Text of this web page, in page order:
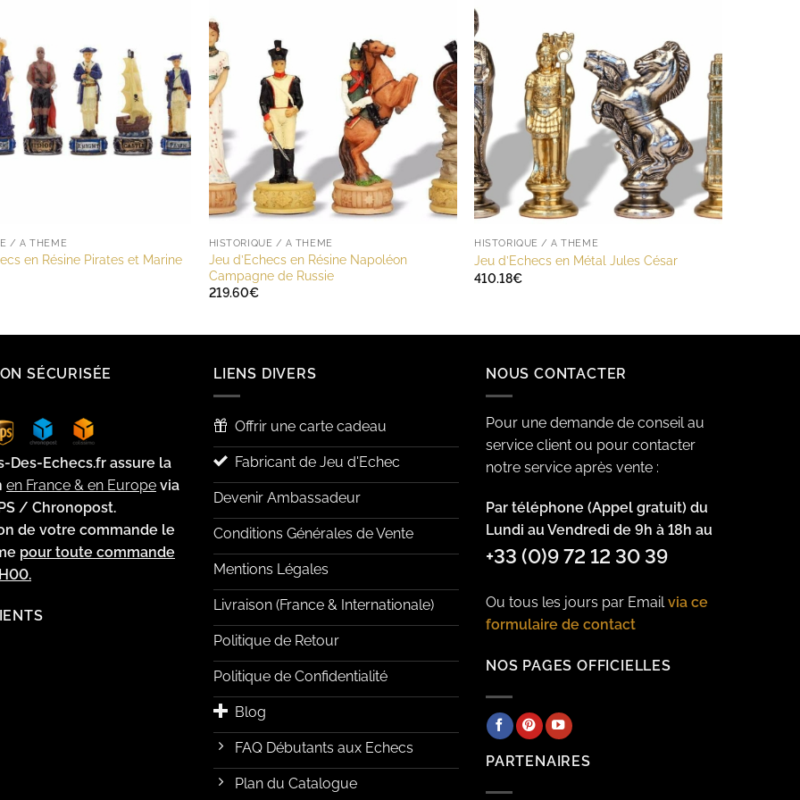
/ A THÈME
en Résine Pirates et Marine
HISTORIQUE / A THÈME
Jeu d’Echecs en Résine Napoléon
Campagne de Russie
219.60€
HISTORIQUE / A THÈME
Jeu d’Echecs en Métal Jules César
410.18€
SÉCURISÉE
Des-Echecs.fr assure la
en France & en Europe via
/ Chronopost.
de votre commande le
pour toute commande
LIENS DIVERS
Offrir une carte cadeau
Fabricant de Jeu d'Echec
Devenir Ambassadeur
Conditions Générales de Vente
Mentions Légales
Livraison (France & Internationale)
Politique de Retour
Politique de Confidentialité
Blog
FAQ Débutants aux Echecs
Plan du Catalogue
NOUS CONTACTER
Pour une demande de conseil au
service client ou pour contacter
notre service après vente :
Par téléphone (Appel gratuit) du
Lundi au Vendredi de 9h à 18h au
+33 (0)9 72 12 30 39
Ou tous les jours par Emailvia ce
formulaire de contact
NOS PAGES OFFICIELLES
PARTENAIRES